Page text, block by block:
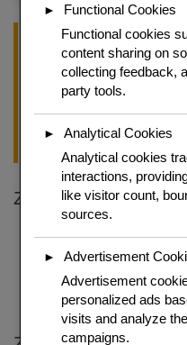
Koch-Tipp
Der Strudelteig muss durch
– das ist kein Scherz. Wer
ausziehen, nicht mit dem
Zutaten für 8
EL Öl, Prise Salz
1 kg säuerliche
80 g Rosinen, 80 g
50 g Butter zum
►
Functional Cookies
Functional cookies
content sharing on
collecting feedback,
party tools.
►
Analytical Cookies
Analytical cookies
interactions,
like visitor count,
sources.
►
Advertisement
Advertisement
personalized ads
visits and analyze
campaigns.